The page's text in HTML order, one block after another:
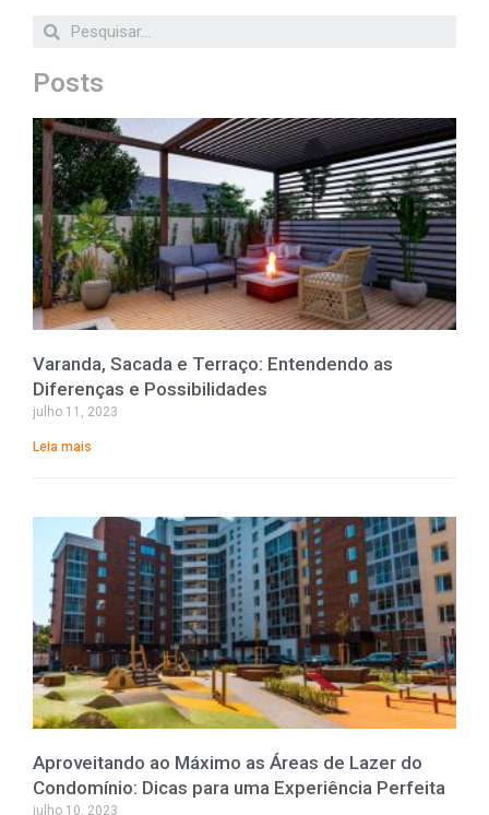
Posts
Varanda, Sacada e Terraço: Entendendo as
Diferenças e Possibilidades
julho 11, 2023
Leia mais
Aproveitando ao Máximo as Áreas de Lazer do
Condomínio: Dicas para uma Experiência Perfeita
julho 10, 2023